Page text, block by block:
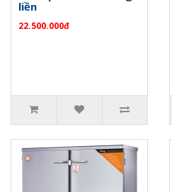
liền
22.500.000đ